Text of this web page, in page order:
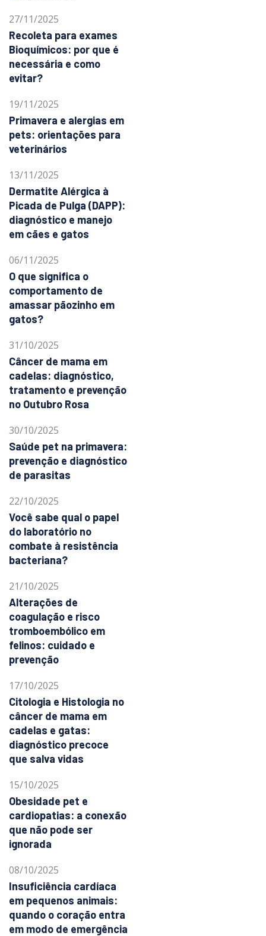
27/11/2025
Recoleta para exames
Bioquímicos: por que é
necessária e como
evitar?
19/11/2025
Primavera e alergias em
pets: orientações para
veterinários
13/11/2025
Dermatite Alérgica à
Picada de Pulga (DAPP):
diagnóstico e manejo
em cães e gatos
06/11/2025
O que significa o
comportamento de
amassar pãozinho em
gatos?
31/10/2025
Câncer de mama em
cadelas: diagnóstico,
tratamento e prevenção
no Outubro Rosa
30/10/2025
Saúde pet na primavera:
prevenção e diagnóstico
de parasitas
22/10/2025
Você sabe qual o papel
do laboratório no
combate à resistência
bacteriana?
21/10/2025
Alterações de
coagulação e risco
tromboembólico em
felinos: cuidado e
prevenção
17/10/2025
Citologia e Histologia no
câncer de mama em
cadelas e gatas:
diagnóstico precoce
que salva vidas
15/10/2025
Obesidade pet e
cardiopatias: a conexão
que não pode ser
ignorada
08/10/2025
Insuficiência cardíaca
em pequenos animais:
quando o coração entra
em modo de emergência